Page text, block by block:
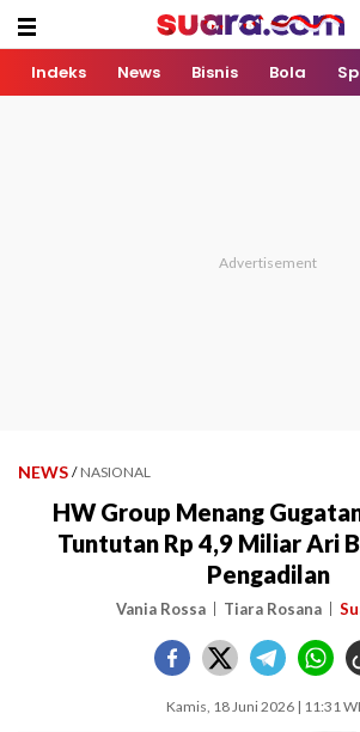
Indeks News Bisnis Bola
NEWS / NASIONAL
HW Group Menang
Tuntutan Rp 4,9 Miliar Ari
Pengadilan
Vania Rossa Tiara Rosana
Kamis, 18 Juni 2026 | 11:31